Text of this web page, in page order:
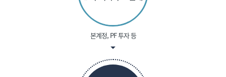
본계정, PF 투자 등